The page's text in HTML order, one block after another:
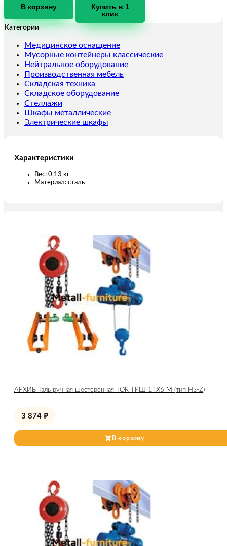
Зажим
TOR
мм
DIN
741
В корзину
Купить в 1
клик
Категории
Медицинское оснащение
Мусорные контейнеры классические
Нейтральное оборудование
Производственная мебель
Складская техника
Складское оборудование
Стеллажи
Шкафы металлические
Электрические шкафы
Характеристики
Вес: 0,13 кг
Материал: сталь
АРХИВ Таль ручная шестеренная TOR ТРШ 1ТХ6 М (тип HS-Z)
3 874 ₽
В корзину